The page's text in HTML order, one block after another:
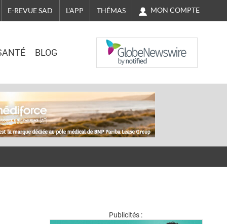
E-REVUE SAD L'APP THÉMAS MON COMPTE
BLOG
NASDAQ
Publicités :